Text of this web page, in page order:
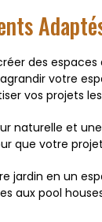
des
votre
vos projets
naturelle et
que votre
jardin en un
aux pool